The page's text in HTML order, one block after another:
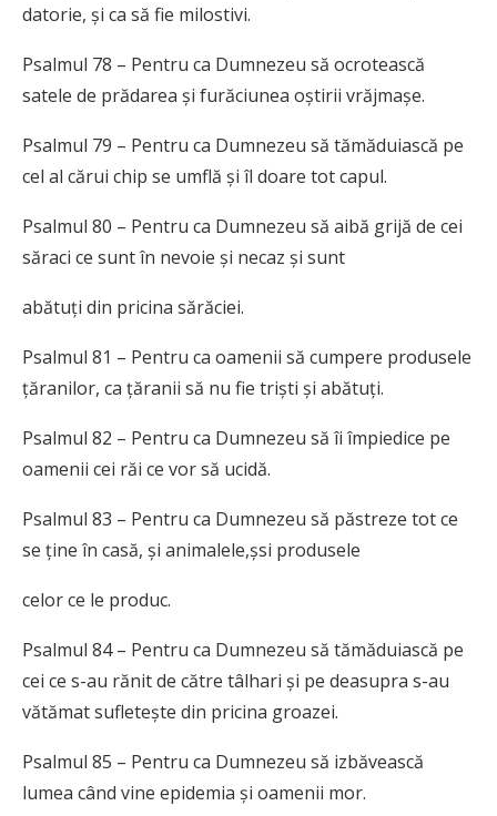
datorie, și ca să fie milostivi.
Psalmul 78 – Pentru ca Dumnezeu să ocrotească
satele de prădarea și furăciunea oștirii vrăjmașe.
Psalmul 79 – Pentru ca Dumnezeu să tămăduiască pe
cel al cărui chip se umflă și îl doare tot capul.
Psalmul 80 – Pentru ca Dumnezeu să aibă grijă de cei
săraci ce sunt în nevoie și necaz și sunt
abătuți din pricina sărăciei.
Psalmul 81 – Pentru ca oamenii să cumpere produsele
țăranilor, ca țăranii să nu fie triști și abătuți.
Psalmul 82 – Pentru ca Dumnezeu să îi împiedice pe
oamenii cei răi ce vor să ucidă.
Psalmul 83 – Pentru ca Dumnezeu să păstreze tot ce
se ține în casă, și animalele,șsi produsele
celor ce le produc.
Psalmul 84 – Pentru ca Dumnezeu să tămăduiască pe
cei ce s-au rănit de către tâlhari și pe deasupra s-au
vătămat sufletește din pricina groazei.
Psalmul 85 – Pentru ca Dumnezeu să izbăvească
lumea când vine epidemia și oamenii mor.